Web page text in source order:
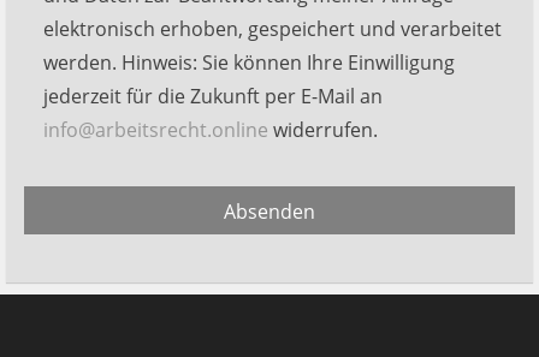
Feld
leer.
elektronisch erhoben, gespeichert und verarbeitet
werden. Hinweis: Sie können Ihre Einwilligung
jederzeit für die Zukunft per E-Mail an
info@arbeitsrecht.online widerrufen.
Absenden